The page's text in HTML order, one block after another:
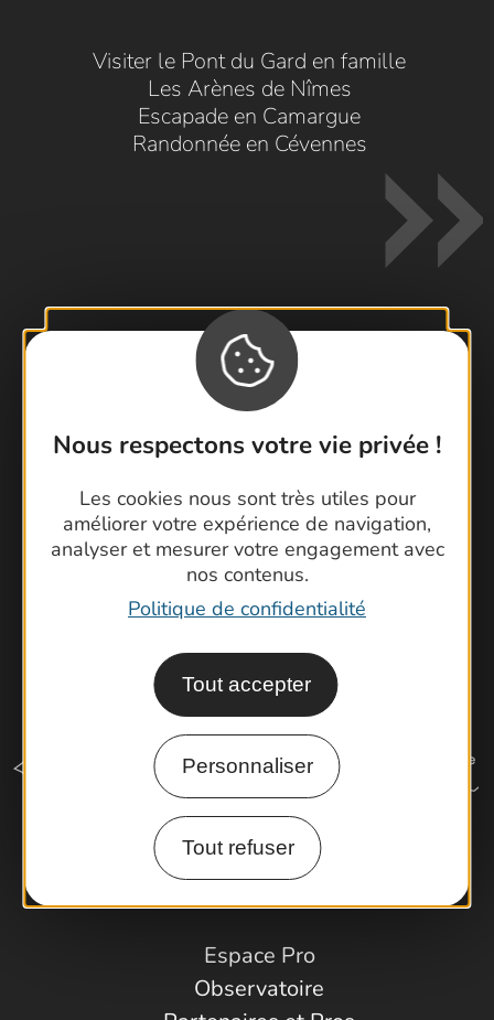
Nous respectons votre vie privée !
Les cookies nous sont très utiles pour
améliorer votre expérience de navigation,
analyser et mesurer votre engagement avec
nos contenus.
Politique de confidentialité
Tout accepter
Personnaliser
Tout refuser
Visiter le Pont du Gard en famille
Les Arènes de Nîmes
Escapade en Camargue
Randonnée en Cévennes
Contactez-nous !
Foire aux questions
Brochures
Latitude Gard
Comment venir ?
Espace Pro
Observatoire